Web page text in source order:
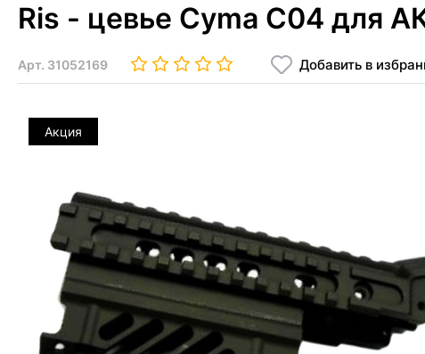
Ris - цевье Cyma C04 для
Арт. 31052169 Добавить в
Акция